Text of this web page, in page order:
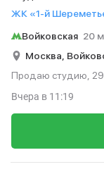
ЖК «1-й
Войковская 20
Москва,
Продаю студию,
Вчера в 11:19